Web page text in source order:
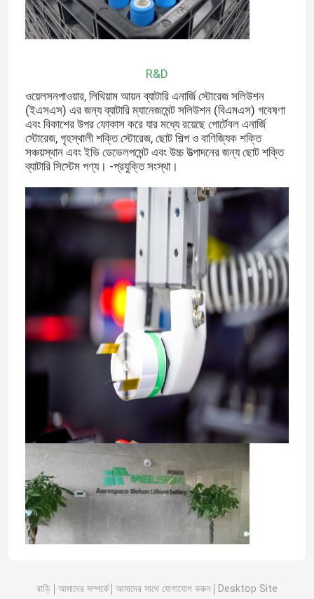
বাড়ি
কারখানা ভ্রমণ
মান নিয়ন্ত্রণ
যোগাযোগ করুন
উদ্ধৃতির জন্য আবেদন
LiFePO4 ব্যাটারি সেল
3.2v Lifepo4 ব্যাটারি
12V lifepo4 ব্যাটারি
R&D
ওয়েলসনপাওয়ার, লিথিয়াম আয়ন ব্যাটারি এনার্জি স্টোরেজ সলিউশন
(ইএসএস) এর জন্য ব্যাটারি ম্যানেজমেন্ট সলিউশন (বিএমএস) গবেষণা
এবং বিকাশের উপর ফোকাস করে যার মধ্যে রয়েছে পোর্টেবল এনার্জি
স্টোরেজ, গৃহস্থালী শক্তি স্টোরেজ, ছোট শিল্প ও বাণিজ্যিক শক্তি
সঞ্চয়স্থান এবং ইভি ডেভেলপমেন্ট এবং উচ্চ উত্পাদনের জন্য ছোট শক্তি
ব্যাটারি সিস্টেম পণ্য। -প্রযুক্তি সংস্থা।
বাড়ি আমাদের সম্পর্কে আমাদের সাথে যোগাযোগ করুন Desktop Site